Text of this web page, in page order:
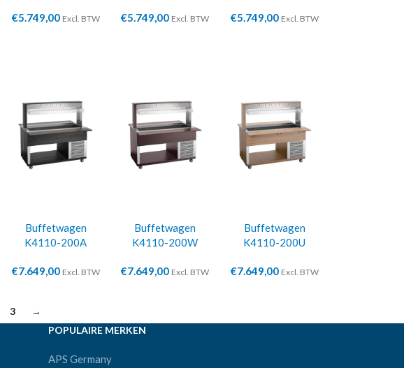
€5.749,00 Excl. BTW €5.749,00 Excl. BTW €5.749,00 Excl. BTW
Buffetwagen
K4110-200A
€7.649,00 Excl. BTW
Buffetwagen
K4110-200W
€7.649,00 Excl. BTW
Buffetwagen
K4110-200U
€7.649,00 Excl. BTW
3 →
POPULAIRE MERKEN
APS Germany